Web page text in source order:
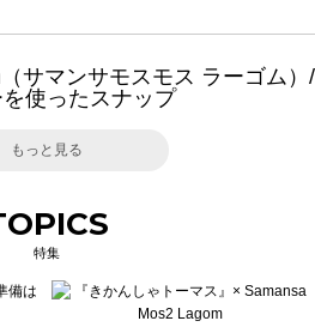
サマンサモスモス ラーゴム）/
使ったスナップ
もっと見る
特集